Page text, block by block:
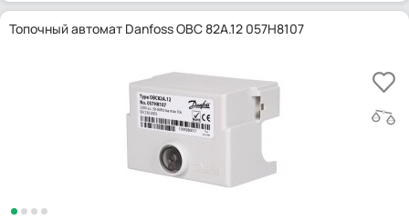
Топочный автомат Danfoss OBC 82A.12 057H8107